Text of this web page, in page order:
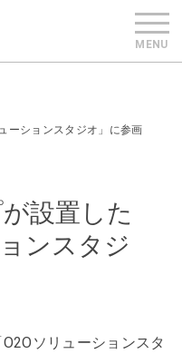
ーションスタジオ」に参画
設置した
ンスタジ
ソリューションスタ